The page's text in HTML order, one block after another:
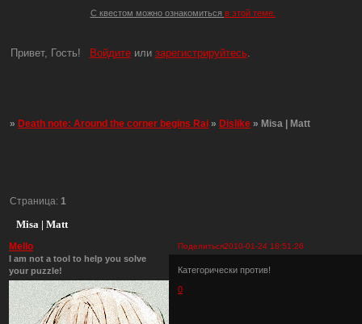
С квестом можно ознакомиться в этой теме.
Привет, Гость! Войдитеили зарегистрируйтесь.
»Death note: Around the corner begins Rai »Dislike » Misa | Matt
Misa | Matt
Страница: 1
Поделиться2010-01-24 18:51:26
Mello
I am not a tool to help you solve
your puzzle!
Категорически против!
0